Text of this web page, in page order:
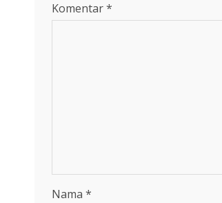
Komentar*
Nama *